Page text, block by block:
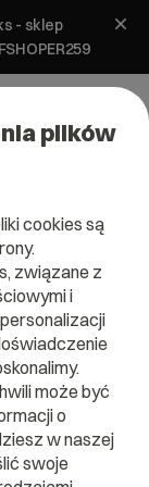
- sklep
jestIaaS
plików
cookies są
związane z
i
może być
o
w naszej
swoje